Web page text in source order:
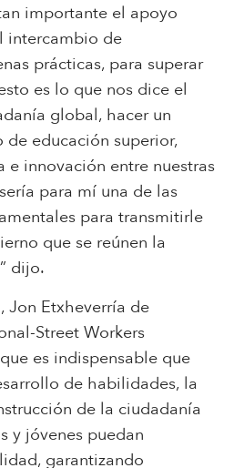
importante el apoyo
intercambio de
prácticas, para superar
es lo que nos dice el
global, hacer un
de educación superior,
e innovación entre nuestras
para mí una de las
para transmitirle
que se reúnen la
dijo.
Jon Etxheverría de
Street Workers
es indispensable que
de habilidades, la
de la ciudadanía
y jóvenes puedan
garantizando